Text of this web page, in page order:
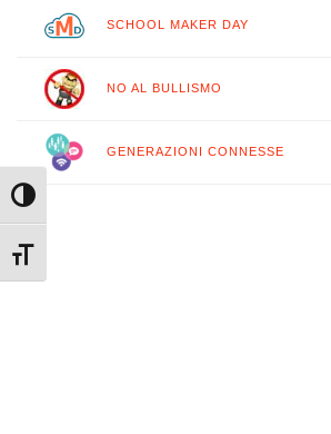
Attiva/disattiva alto contrasto
Attiva/disattiva dimensione testo
SCHOOL MAKER DAY
NO AL BULLISMO
GENERAZIONI CONNESSE